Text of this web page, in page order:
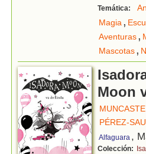
Temática:
Magia,
Aventuras,
Mascotas,
Moon
PÉREZ-
Alfaguara ,
Colección: